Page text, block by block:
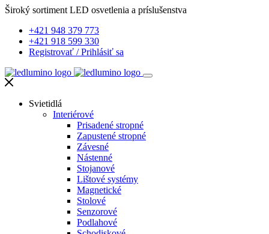
Široký sortiment LED osvetlenia a príslušenstva
+421 948 379 773
+421 918 599 330
Registrovať /Prihlásiť sa
Svietidlá
Interiérové
Prisadené stropné
Zapustené stropné
Závesné
Nástenné
Stojanové
Lištové systémy
Magnetické
Stolové
Senzorové
Podlahové